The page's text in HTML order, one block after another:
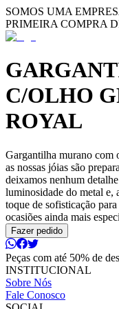
SOMOS UMA
PRIMEIRA COMPRA
C/OLHO
ROYAL
Gargantilha murano com
as nossas jóias são
deixamos nenhum
luminosidade do metal e,
toque de sofisticação
ocasiões ainda mais
Fazer pedido
Peças com até 50% de
INSTITUCIONAL
Sobre Nós
Fale Conosco